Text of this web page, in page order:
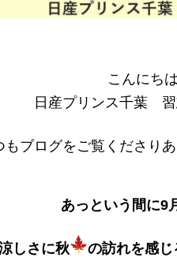
こんにちは
日産プリンス千葉
もブログをご覧くださり
あっという間に9
しさに秋 の訪れを感